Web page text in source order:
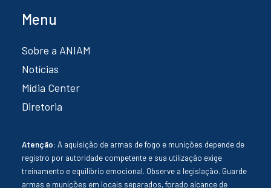
Menu
Sobre a ANIAM
Notícias
Mídia Center
Diretoria
Atenção: A aquisição de armas de fogo e munições depende de
registro por autoridade competente e sua utilização exige
treinamento e equilíbrio emocional. Observe a legislação. Guarde
armas e munições em locais separados, forado alcance de